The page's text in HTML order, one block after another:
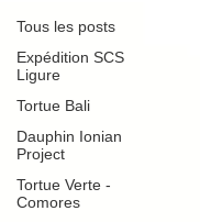
Tous les posts
Expédition SCS
Ligure
Tortue Bali
Dauphin Ionian
Project
Tortue Verte -
Comores